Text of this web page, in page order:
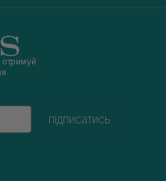
отримуй
підписатись